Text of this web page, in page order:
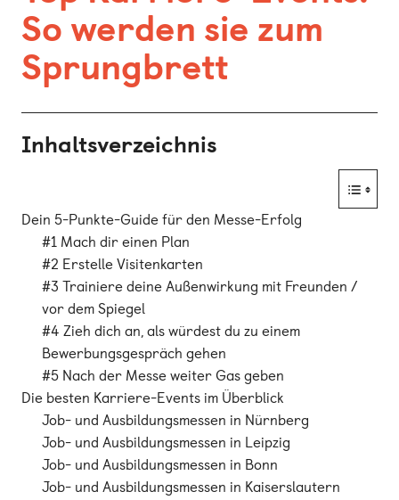
Nürnberg
So werden sie zum
Sprungbrett
Inhaltsverzeichnis
Dein 5-Punkte-Guide für den Messe-Erfolg
#1 Mach dir einen Plan
#2 Erstelle Visitenkarten
#3 Trainiere deine Außenwirkung mit Freunden /
vor dem Spiegel
#4 Zieh dich an, als würdest du zu einem
Bewerbungsgespräch gehen
#5 Nach der Messe weiter Gas geben
Die besten Karriere-Events im Überblick
Job- und Ausbildungsmessen in Nürnberg
Job- und Ausbildungsmessen in Leipzig
Job- und Ausbildungsmessen in Bonn
Job- und Ausbildungsmessen in Kaiserslautern